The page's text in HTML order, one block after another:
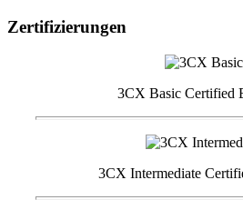
Zertifizierungen
3CX Basic Certified
3CX Intermediate